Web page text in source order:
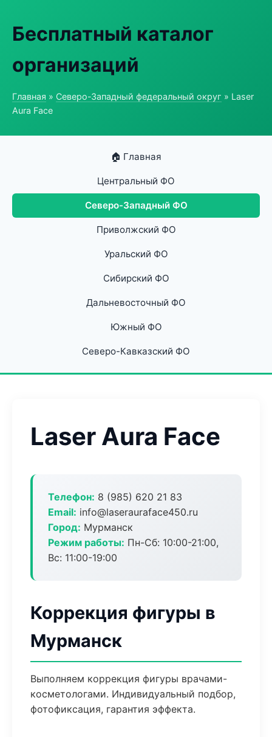
Бесплатный каталог
организаций
Главная » Северо-Западный федеральный округ » Laser
Aura Face
🏠 Главная
Центральный ФО
Северо-Западный ФО
Приволжский ФО
Уральский ФО
Сибирский ФО
Дальневосточный ФО
Южный ФО
Северо-Кавказский ФО
Laser Aura Face
Телефон: 8 (985) 620 21 83
Email: info@laserauraface450.ru
Город: Мурманск
Режим работы: Пн-Сб: 10:00-21:00,
Вс: 11:00-19:00
Коррекция фигуры в
Мурманск
Выполняем коррекция фигуры врачами-
косметологами. Индивидуальный подбор,
фотофиксация, гарантия эффекта.